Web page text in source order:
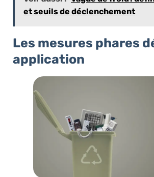
et seuils de déclenchement
Les mesures phares
application